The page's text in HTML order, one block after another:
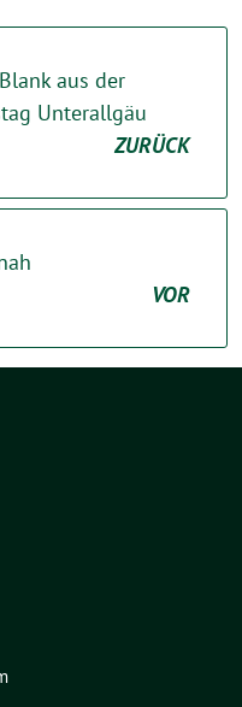
aus der
Unterallgäu
ZURÜCK
VOR